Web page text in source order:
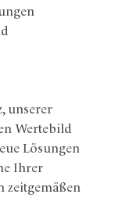
unserer
Wertebild
Lösungen
Ihrer
zeitgemäßen